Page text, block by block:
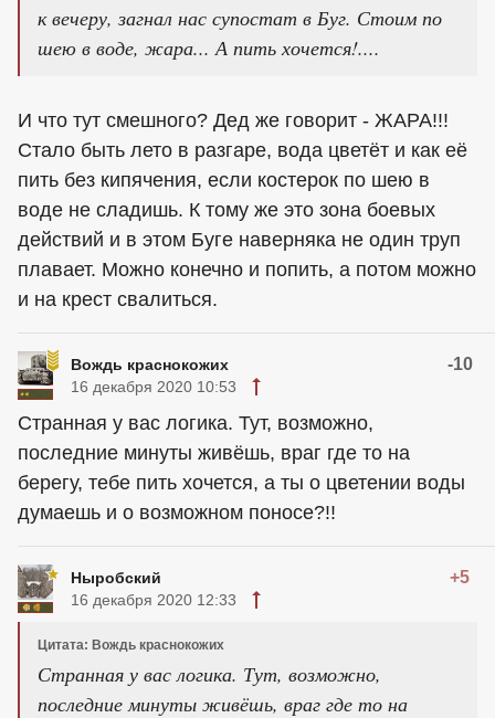
к вечеру, загнал нас супостат в Буг. Стоим по
шею в воде, жара... А пить хочется!....
И что тут смешного? Дед же говорит - ЖАРА!!!
Стало быть лето в разгаре, вода цветёт и как её
пить без кипячения, если костерок по шею в
воде не сладишь. К тому же это зона боевых
действий и в этом Буге наверняка не один труп
плавает. Можно конечно и попить, а потом можно
и на крест свалиться.
Вождь краснокожих -10
16 декабря 2020 10:53
Странная у вас логика. Тут, возможно,
последние минуты живёшь, враг где то на
берегу, тебе пить хочется, а ты о цветении воды
думаешь и о возможном поносе?!!
Ныробский +5
16 декабря 2020 12:33
Цитата: Вождь краснокожих
Странная у вас логика. Тут, возможно,
последние минуты живёшь, враг где то на